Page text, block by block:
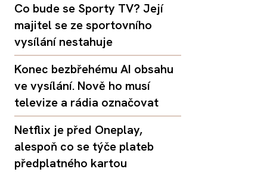
Co bude se Sporty TV? Její
majitel se ze sportovního
vysílání nestahuje
Konec bezbřehému AI obsahu
ve vysílání. Nově ho musí
televize a rádia označovat
Netflix je před Oneplay,
alespoň co se týče plateb
předplatného kartou